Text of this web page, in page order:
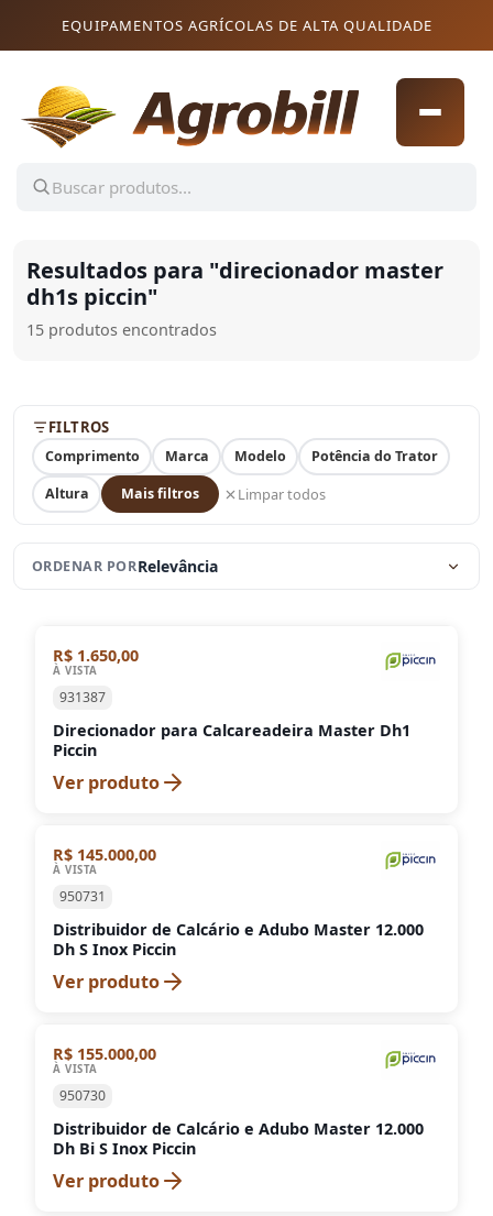
EQUIPAMENTOS AGRÍCOLAS DE ALTA QUALIDADE
Resultados para "direcionador master
dh1s piccin"
15 produtos encontrados
FILTROS
Comprimento Marca Modelo
Potência do Trator
Altura
Mais filtros Limpar todos
ORDENAR PORRelevância
R$ 1.650,00
À VISTA
931387
Direcionador para Calcareadeira Master Dh1
Piccin
Ver produto
R$ 145.000,00
À VISTA
950731
Distribuidor de Calcário e Adubo Master 12.000
Dh S Inox Piccin
Ver produto
R$ 155.000,00
À VISTA
950730
Distribuidor de Calcário e Adubo Master 12.000
Dh Bi S Inox Piccin
Ver produto